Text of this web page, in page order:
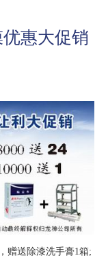
惠大促销
赠送除漆洗手膏1箱;